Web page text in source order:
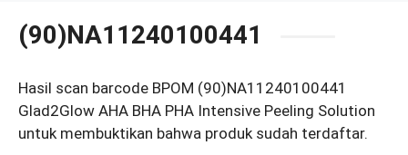
(90)NA11240100441
Hasil scan barcode BPOM (90)NA11240100441
Glad2Glow AHA BHA PHA Intensive Peeling Solution
untuk membuktikan bahwa produk sudah terdaftar.